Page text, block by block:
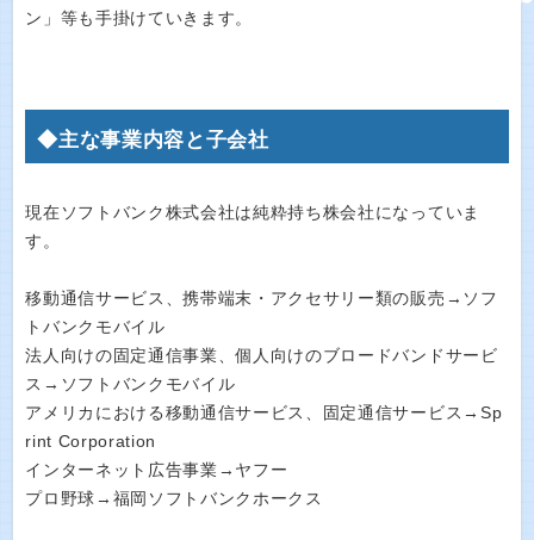
ン」等も手掛けていきます。
◆主な事業内容と子会社
現在ソフトバンク株式会社は純粋持ち株会社になっていま
す。
移動通信サービス、携帯端末・アクセサリー類の販売→ソフ
トバンクモバイル
法人向けの固定通信事業、個人向けのブロードバンドサービ
ス→ソフトバンクモバイル
アメリカにおける移動通信サービス、固定通信サービス→Sp
rint Corporation
インターネット広告事業→ヤフー
プロ野球→福岡ソフトバンクホークス